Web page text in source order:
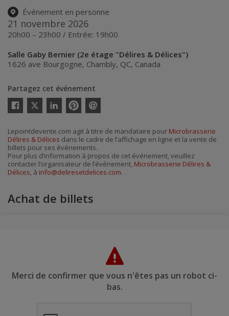
Événement en personne
21 novembre 2026
20h00 – 23h00 / Entrée: 19h00
Salle Gaby Bernier (2e étage "Délires & Délices")
1626 ave Bourgogne, Chambly, QC, Canada
Partagez cet événement
Twitter
courriel
Lepointdevente.com agit à titre de mandataire pour Microbrasserie
Délires & Délices dans le cadre de l’affichage en ligne et la vente de
billets pour ses événements.
Pour plus d’information à propos de cet événement, veuillez
contacter l’organisateur de l’événement, Microbrasserie Délires &
Délices, à info@deliresetdelices.com.
Achat de billets
Merci de confirmer que vous n'êtes pas un robot ci-
bas.